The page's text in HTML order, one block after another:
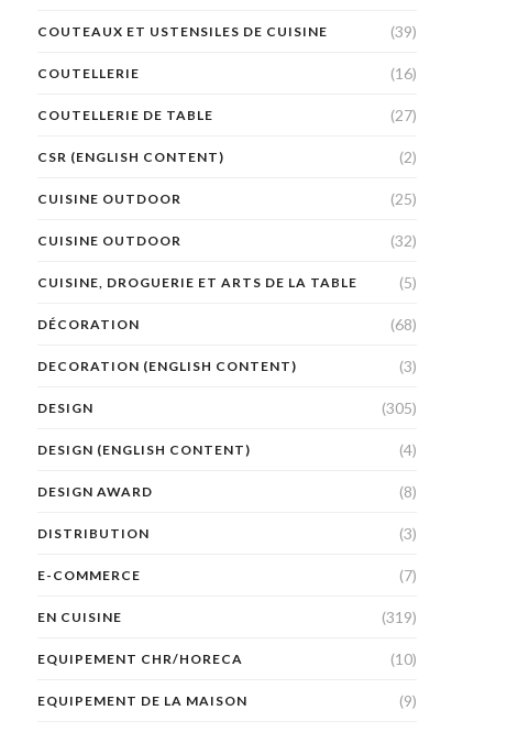
COUTEAUX ET USTENSILES DE CUISINE (39)
COUTELLERIE (16)
COUTELLERIE DE TABLE (27)
CSR (ENGLISH CONTENT) (2)
CUISINE OUTDOOR (25)
CUISINE OUTDOOR (32)
CUISINE, DROGUERIE ET ARTS DE LA TABLE (5)
DÉCORATION (68)
DECORATION (ENGLISH CONTENT) (3)
DESIGN (305)
DESIGN (ENGLISH CONTENT) (4)
DESIGN AWARD (8)
DISTRIBUTION (3)
E-COMMERCE (7)
EN CUISINE (319)
EQUIPEMENT CHR/HORECA (10)
EQUIPEMENT DE LA MAISON (9)